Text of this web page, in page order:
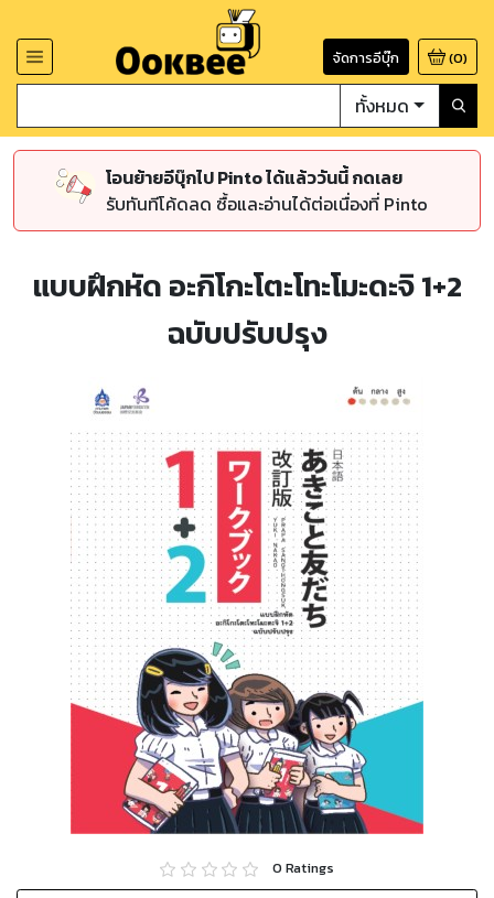
จัดการอีบุ๊ก (0)
ทั้งหมด
โอนย้ายอีบุ๊กไป Pinto ได้แล้ววันนี้ กดเลย
รับทันทีโค้ดลด ซื้อและอ่านได้ต่อเนื่องที่ Pinto
แบบฝึกหัด อะกิโกะโตะโทะโมะดะจิ 1+2
ฉบับปรับปรุง
0 Ratings